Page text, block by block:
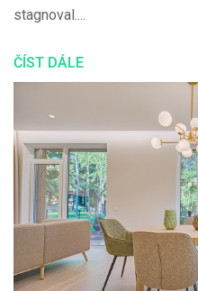
stagnoval....
ČÍST DÁLE